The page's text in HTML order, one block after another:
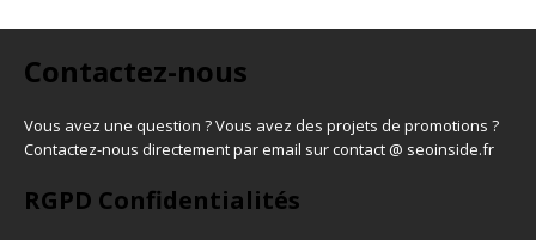
Contactez-nous
Vous avez une question ? Vous avez des projets de promotions ?
Contactez-nous directement par email sur contact @ seoinside.fr
RGPD Confidentialités